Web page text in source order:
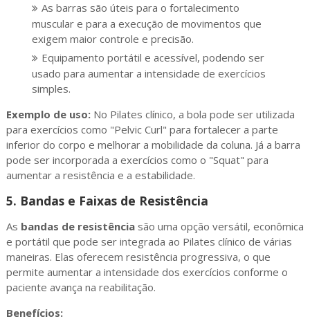
As barras são úteis para o fortalecimento
muscular e para a execução de movimentos que
exigem maior controle e precisão.
Equipamento portátil e acessível, podendo ser
usado para aumentar a intensidade de exercícios
simples.
Exemplo de uso:No Pilates clínico, a bola pode ser utilizada
para exercícios como "Pelvic Curl" para fortalecer a parte
inferior do corpo e melhorar a mobilidade da coluna. Já a barra
pode ser incorporada a exercícios como o "Squat" para
aumentar a resistência e a estabilidade.
5. Bandas e Faixas de Resistência
As bandas de resistênciasão uma opção versátil, econômica
e portátil que pode ser integrada ao Pilates clínico de várias
maneiras. Elas oferecem resistência progressiva, o que
permite aumentar a intensidade dos exercícios conforme o
paciente avança na reabilitação.
Benefícios: